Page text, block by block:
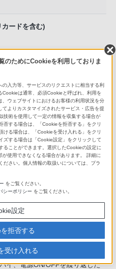
ードを含む)
124.0 x 71.1 x 58.6 mm (グリ
ーで4ch出力および24bit対応可
カードにより異なります。
、T側、それぞれ交互に端点ま
フラッシュを発光、10回に1回
とに1回撮影
イ、電源ON/OFFを繰り返した
のためにCookieを利用しておりま
入力等、サービスのリクエストに相当する利
は通常、必須Cookieと呼ばれ、利用を
ウェブサイトにおけるお客様の利用状況を分
よりカスタマイズされたサービス・広告を提
技術を使用して一定の情報を収集する場合が
否する場合は、「Cookieを拒否する」をクリ
ける場合は、「Cookieを受け入れる」をクリ
ズする場合は「Cookie設定」をクリックして
ることができます。選択したCookieの設定に
使用できなくなる場合があります。 詳細に
さい。個人情報の取扱いについては、プラ
をご覧ください。
シーポリシー をご覧ください。
設定
拒否する
受け入れる